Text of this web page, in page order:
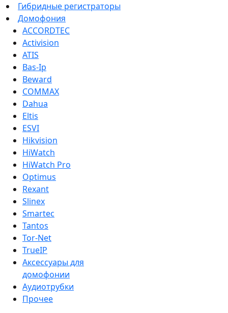
Гибридные регистраторы
Домофония
ACCORDTEC
Activision
ATIS
Bas-Ip
Beward
COMMAX
Dahua
Eltis
ESVI
Hikvision
HiWatch
HiWatch Pro
Optimus
Rexant
Slinex
Smartec
Tantos
Tor-Net
TrueIP
Аксессуары для
домофонии
Аудиотрубки
Прочее